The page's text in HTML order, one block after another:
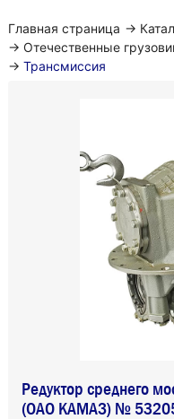
Главная страница →
→ Отечественные
→ Трансмиссия
Редуктор среднего
(ОАО КАМАЗ) №